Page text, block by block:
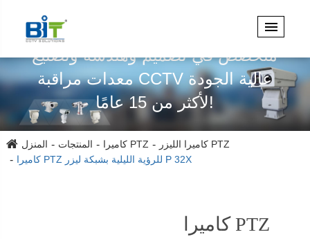
متخصص في تصميم وهندسة وتصنيع
معدات مراقبة CCTV عالية الجودة
لأكثر من 15 عامًا!
المنزل المنتجات كاميرا PTZ
كاميرا الليزر PTZ
كاميرا PTZ للرؤية الليلية بشبكة ليزر P 32X
كاميرا PTZ